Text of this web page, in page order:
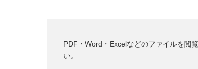
PDF・Word・Excelなどのファイルを閲
い。